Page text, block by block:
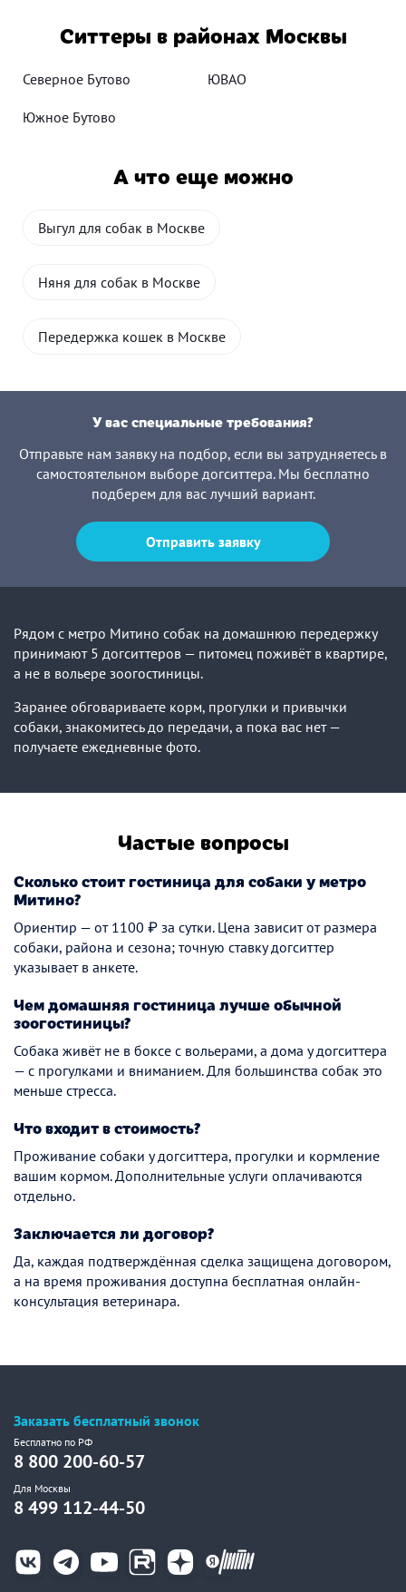
Ситтеры в районах Москвы
Северное Бутово ЮВАО
Южное Бутово
А что еще можно
Выгул для собак в Москве
Няня для собак в Москве
Передержка кошек в Москве
У вас специальные требования?
Отправьте нам заявку на подбор, если вы затрудняетесь в
самостоятельном выборе догситтера. Мы бесплатно
подберем для вас лучший вариант.
Отправить заявку
Рядом с метро Митино собак на домашнюю передержку
принимают 5 догситтеров — питомец поживёт в квартире,
а не в вольере зоогостиницы.
Заранее обговариваете корм, прогулки и привычки
собаки, знакомитесь до передачи, а пока вас нет —
получаете ежедневные фото.
Частые вопросы
Сколько стоит гостиница для собаки у метро
Митино?
Ориентир — от 1100 ₽ за сутки. Цена зависит от размера
собаки, района и сезона; точную ставку догситтер
указывает в анкете.
Чем домашняя гостиница лучше обычной
зоогостиницы?
Собака живёт не в боксе с вольерами, а дома у догситтера
— с прогулками и вниманием. Для большинства собак это
меньше стресса.
Что входит в стоимость?
Проживание собаки у догситтера, прогулки и кормление
вашим кормом. Дополнительные услуги оплачиваются
отдельно.
Заключается ли договор?
Да, каждая подтверждённая сделка защищена договором,
а на время проживания доступна бесплатная онлайн-
консультация ветеринара.
Заказать бесплатный звонок
Бесплатно по РФ
8 800 200-60-57
Для Москвы
8 499 112-44-50